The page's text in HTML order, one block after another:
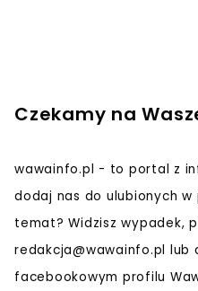
Czekamy na
wawainfo.pl - to portal z
dodaj nas do ulubionych
temat? Widzisz wypadek,
redakcja@wawainfo.pl lub
facebookowym profilu